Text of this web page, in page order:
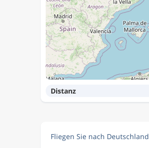
Distanz
Fliegen Sie nach Deutschland